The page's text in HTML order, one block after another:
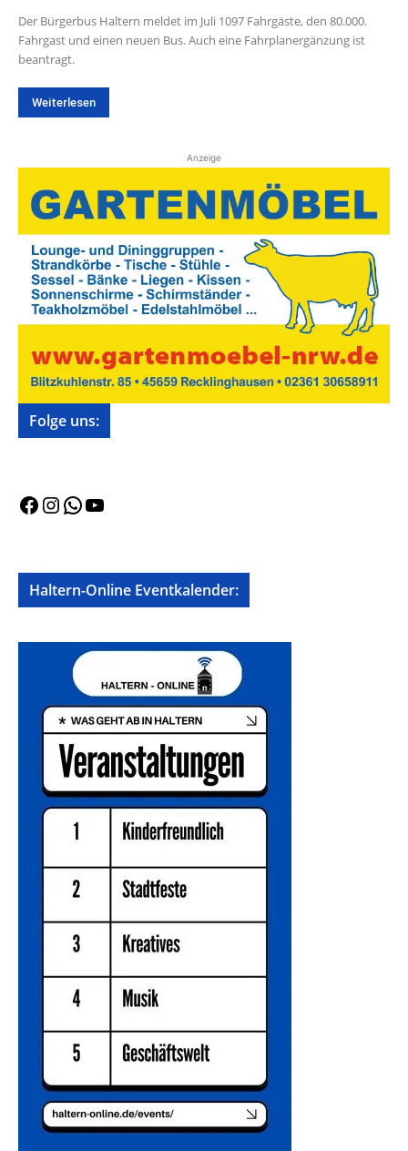
Der Bürgerbus Haltern meldet im Juli 1097 Fahrgäste, den 80.000.
Fahrgast und einen neuen Bus. Auch eine Fahrplanergänzung ist
beantragt.
Weiterlesen
Anzeige
Folge uns:
Facebook
Instagram
WhatsApp
YouTube
Haltern-Online Eventkalender: